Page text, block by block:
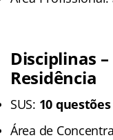
Disciplinas
Residência
SUS: 10 questões
Área de